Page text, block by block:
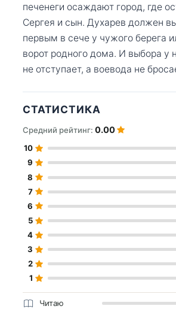
печенеги осаждают город, где
Сергея и сын. Духарев должен
первым в сече у чужого берега
ворот родного дома. И выбора у
не отступает, а воевода не
СТАТИСТИКА
Средний рейтинг: 0.00
10
9
8
7
6
5
4
3
2
1
Читаю